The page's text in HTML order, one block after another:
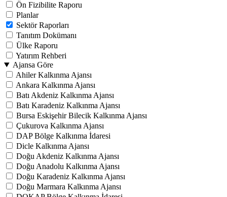
Ön Fizibilite Raporu
Planlar
Sektör Raporları
Tanıtım Dokümanı
Ülke Raporu
Yatırım Rehberi
Ajansa Göre
Ahiler Kalkınma Ajansı
Ankara Kalkınma Ajansı
Batı Akdeniz Kalkınma Ajansı
Batı Karadeniz Kalkınma Ajansı
Bursa Eskişehir Bilecik Kalkınma Ajansı
Çukurova Kalkınma Ajansı
DAP Bölge Kalkınma İdaresi
Dicle Kalkınma Ajansı
Doğu Akdeniz Kalkınma Ajansı
Doğu Anadolu Kalkınma Ajansı
Doğu Karadeniz Kalkınma Ajansı
Doğu Marmara Kalkınma Ajansı